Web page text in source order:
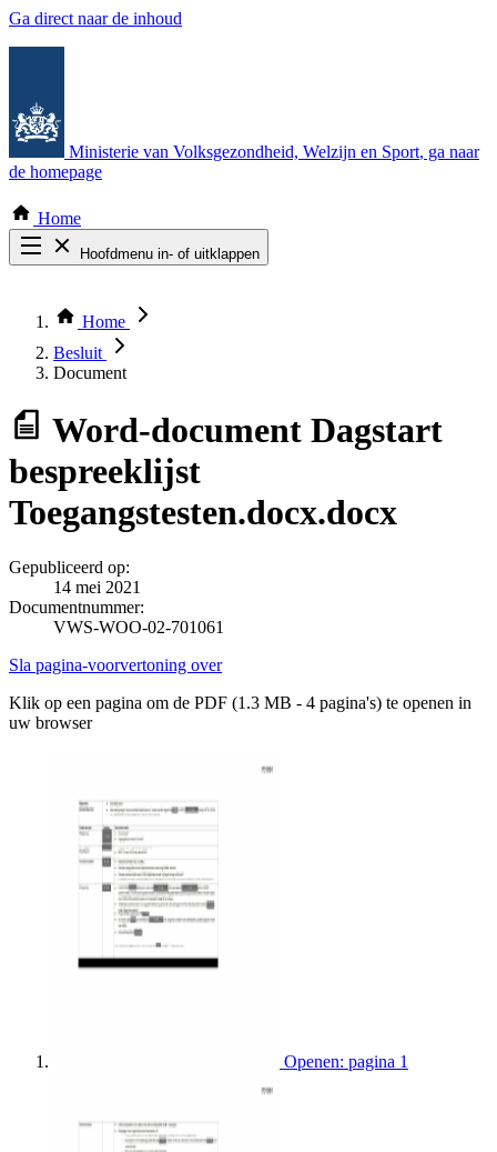
Ga direct naar de inhoud
Ministerie van Volksgezondheid, Welzijn en Sport, ga naar
de homepage
Home
Hoofdmenu in- of uitklappen
Thema COVID-19
Bekijk per bestuursorgaan
Home
Besluit
Document
Word-document Dagstart
bespreeklijst
Toegangstesten.docx.docx
Gepubliceerd op:
14 mei 2021
Documentnummer:
VWS-WOO-02-701061
Sla pagina-voorvertoning over
Klik op een pagina om de PDF (1.3 MB - 4 pagina's) te openen in
uw browser
Openen: pagina 1